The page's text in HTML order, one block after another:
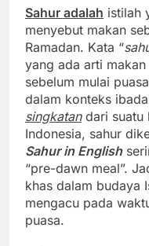
Sahur adalah istilah
menyebut makan
Ramadan. Kata “
yang ada arti
sebelum mulai
dalam konteks
singkatandari suatu
Indonesia, sahur
Sahur in English
“pre-dawn meal”.
khas dalam budaya
mengacu pada
puasa.